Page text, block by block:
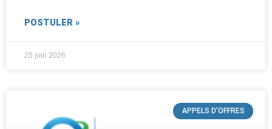
POSTULER »
25 juin 2026
APPELS D'OFFRES